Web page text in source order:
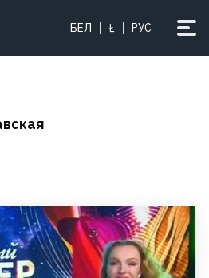
БЕЛ Ł РУС